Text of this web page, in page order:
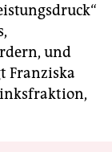
und
Franziska